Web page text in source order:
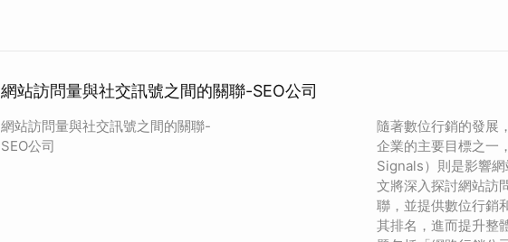
網站訪問量與社交訊號之間的關聯-SEO公司
網站訪問量與社交訊號之間的關聯-
SEO公司
隨著數位行銷的發展
企業的主要目標之一
Signals）則是影響
文將深入探討網站訪
聯，並提供數位行銷
其排名，進而提升整